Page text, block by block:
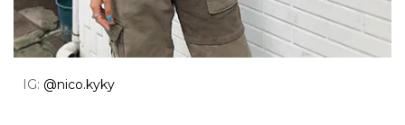
IG: @nico.kyky